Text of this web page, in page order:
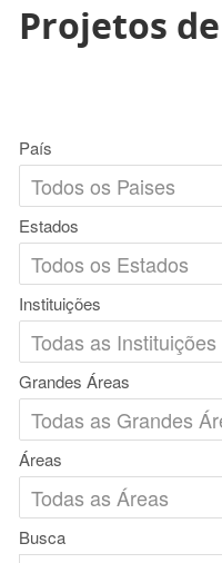
Projetos
País
Estados
Instituições
Grandes Áreas
Áreas
Busca